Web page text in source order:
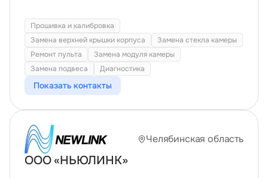
Прошивка и калибровка
Замена верхней крышки корпуса
Замена стекла камеры
Ремонт пульта
Замена модуля камеры
Замена подвеса
Диагностика
Показать контакты
Челябинская область
ООО «НЬЮЛИНК»